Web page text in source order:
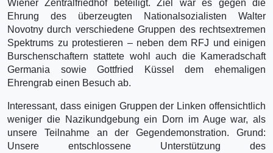
Wiener Zentralfriedhof beteiligt. Ziel war es gegen die
Ehrung des überzeugten Nationalsozialisten Walter
Novotny durch verschiedene Gruppen des rechtsextremen
Spektrums zu protestieren – neben dem RFJ und einigen
Burschenschaftern stattete wohl auch die Kameradschaft
Germania sowie Gottfried Küssel dem ehemaligen
Ehrengrab einen Besuch ab.
Interessant, dass einigen Gruppen der Linken offensichtlich
weniger die Nazikundgebung ein Dorn im Auge war, als
unsere Teilnahme an der Gegendemonstration. Grund:
Unsere entschlossene Unterstützung des